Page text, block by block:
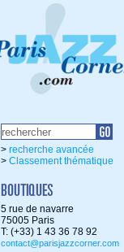
> recherche avancée
> Classement thématique
5 rue de navarre
75005 Paris
T: (+33) 1 43 36 78 92
contact@parisjazzcorner.com